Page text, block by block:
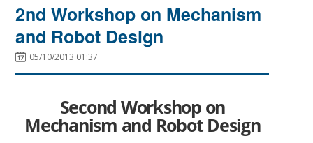
2nd Workshop on Mechanism
and Robot Design
05/10/2013 01:37
Second Workshop on
Mechanism and Robot Design